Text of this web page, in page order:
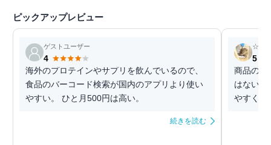
ピックアップレビュー
ゲストユーザー
4
海外のプロテインやサプリを飲んでいるので、
食品のバーコード検索が国内のアプリより使い
やすい。 ひと月500円は高い。
続きを読む
5
商品の週
はない、
やすくと